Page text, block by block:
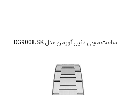
ساعت مچی دنیل گورمن مدل DG9008.SK